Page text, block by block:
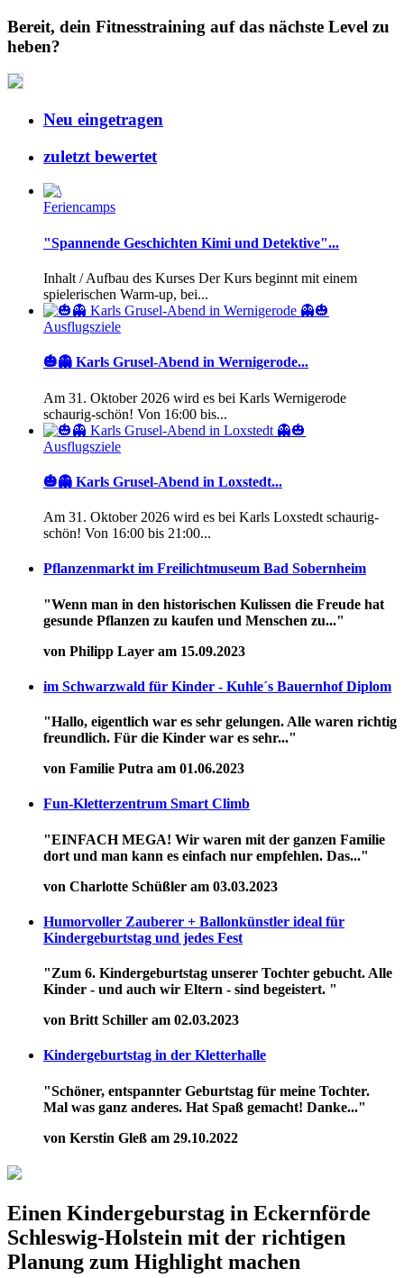
Bereit, dein Fitnesstraining auf das nächste Level zu
heben?
Neu eingetragen
zuletzt bewertet
Feriencamps
"Spannende Geschichten Kimi und Detektive"...
Inhalt / Aufbau des Kurses Der Kurs beginnt mit einem
spielerischen Warm-up, bei...
Ausflugsziele
🎃👻 Karls Grusel-Abend in Wernigerode...
Am 31. Oktober 2026 wird es bei Karls Wernigerode
schaurig-schön! Von 16:00 bis...
Ausflugsziele
🎃👻 Karls Grusel-Abend in Loxstedt...
Am 31. Oktober 2026 wird es bei Karls Loxstedt schaurig-
schön! Von 16:00 bis 21:00...
Pflanzenmarkt im Freilichtmuseum Bad Sobernheim
"Wenn man in den historischen Kulissen die Freude hat
gesunde Pflanzen zu kaufen und Menschen zu..."
von Philipp Layer am 15.09.2023
im Schwarzwald für Kinder - Kuhle´s Bauernhof Diplom
"Hallo, eigentlich war es sehr gelungen. Alle waren richtig
freundlich. Für die Kinder war es sehr..."
von Familie Putra am 01.06.2023
Fun-Kletterzentrum Smart Climb
"EINFACH MEGA! Wir waren mit der ganzen Familie
dort und man kann es einfach nur empfehlen. Das..."
von Charlotte Schüßler am 03.03.2023
Humorvoller Zauberer + Ballonkünstler ideal für
Kindergeburtstag und jedes Fest
"Zum 6. Kindergeburtstag unserer Tochter gebucht. Alle
Kinder - und auch wir Eltern - sind begeistert. "
von Britt Schiller am 02.03.2023
Kindergeburtstag in der Kletterhalle
"Schöner, entspannter Geburtstag für meine Tochter.
Mal was ganz anderes. Hat Spaß gemacht! Danke..."
von Kerstin Gleß am 29.10.2022
Einen Kindergeburstag in Eckernförde
Schleswig-Holstein mit der richtigen
Planung zum Highlight machen